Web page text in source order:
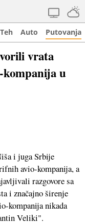
Teh Auto Putovanja
vrata
u
i juga Srbije
avio-kompanija, a
razgovore sa
i značajno širenje
kompanija nikada
Veliki".